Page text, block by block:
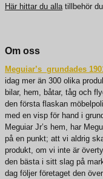
Här hittar du alla tillbehör
Om oss
Meguiar’s grundades
idag mer än 300 olika
bilar, hem, båtar, tåg och
den första flaskan
med en visp för hand i
Meguiar Jr’s hem, har
på en punkt; att vi aldrig
produkt, om vi inte är
den bästa i sitt slag på
dag följer företaget den